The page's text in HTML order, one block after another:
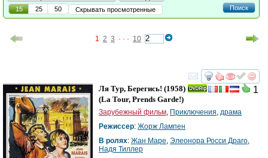
Поиск
15 25 50 Скрывать просмотренные
1 2 3 · · · 10
смотреть
1
Ля Тур, Берегись! (1958)
(La Tour, Prends Garde!)
Зарубежный фильм, Приключения, драма
Режиссер: Жорж Лампен
В ролях: Жан Маре, Элеонора Росси Драго,
Надя Тиллер